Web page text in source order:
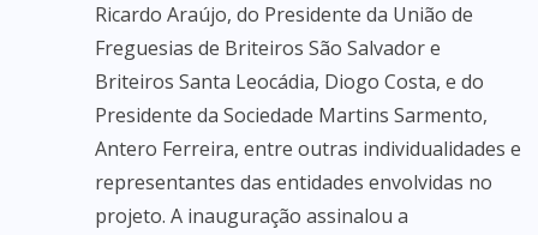
Ricardo Araújo, do Presidente da União de
Freguesias de Briteiros São Salvador e
Briteiros Santa Leocádia, Diogo Costa, e do
Presidente da Sociedade Martins Sarmento,
Antero Ferreira, entre outras individualidades e
representantes das entidades envolvidas no
projeto. A inauguração assinalou a